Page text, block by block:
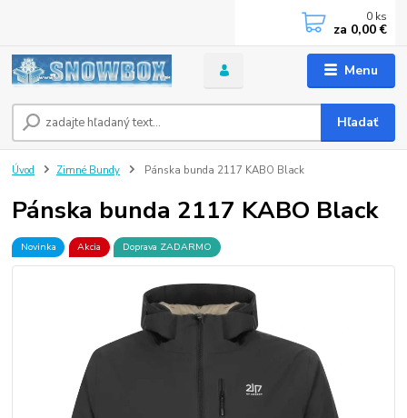
Menu
Hľadať
0 ks
za 0,00 €
Úvod Zimné Bundy Pánska bunda 2117 KABO Black
Pánska bunda 2117 KABO Black
Novinka Akcia Doprava ZADARMO